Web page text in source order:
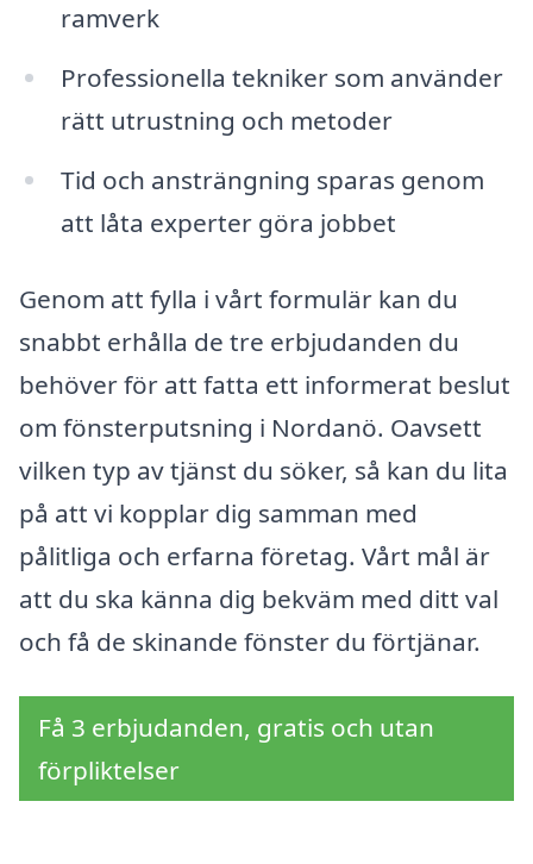
ramverk
Professionella tekniker som använder
rätt utrustning och metoder
Tid och ansträngning sparas genom
att låta experter göra jobbet
Genom att fylla i vårt formulär kan du
snabbt erhålla de tre erbjudanden du
behöver för att fatta ett informerat beslut
om fönsterputsning i Nordanö. Oavsett
vilken typ av tjänst du söker, så kan du lita
på att vi kopplar dig samman med
pålitliga och erfarna företag. Vårt mål är
att du ska känna dig bekväm med ditt val
och få de skinande fönster du förtjänar.
Få 3 erbjudanden, gratis och utan
förpliktelser